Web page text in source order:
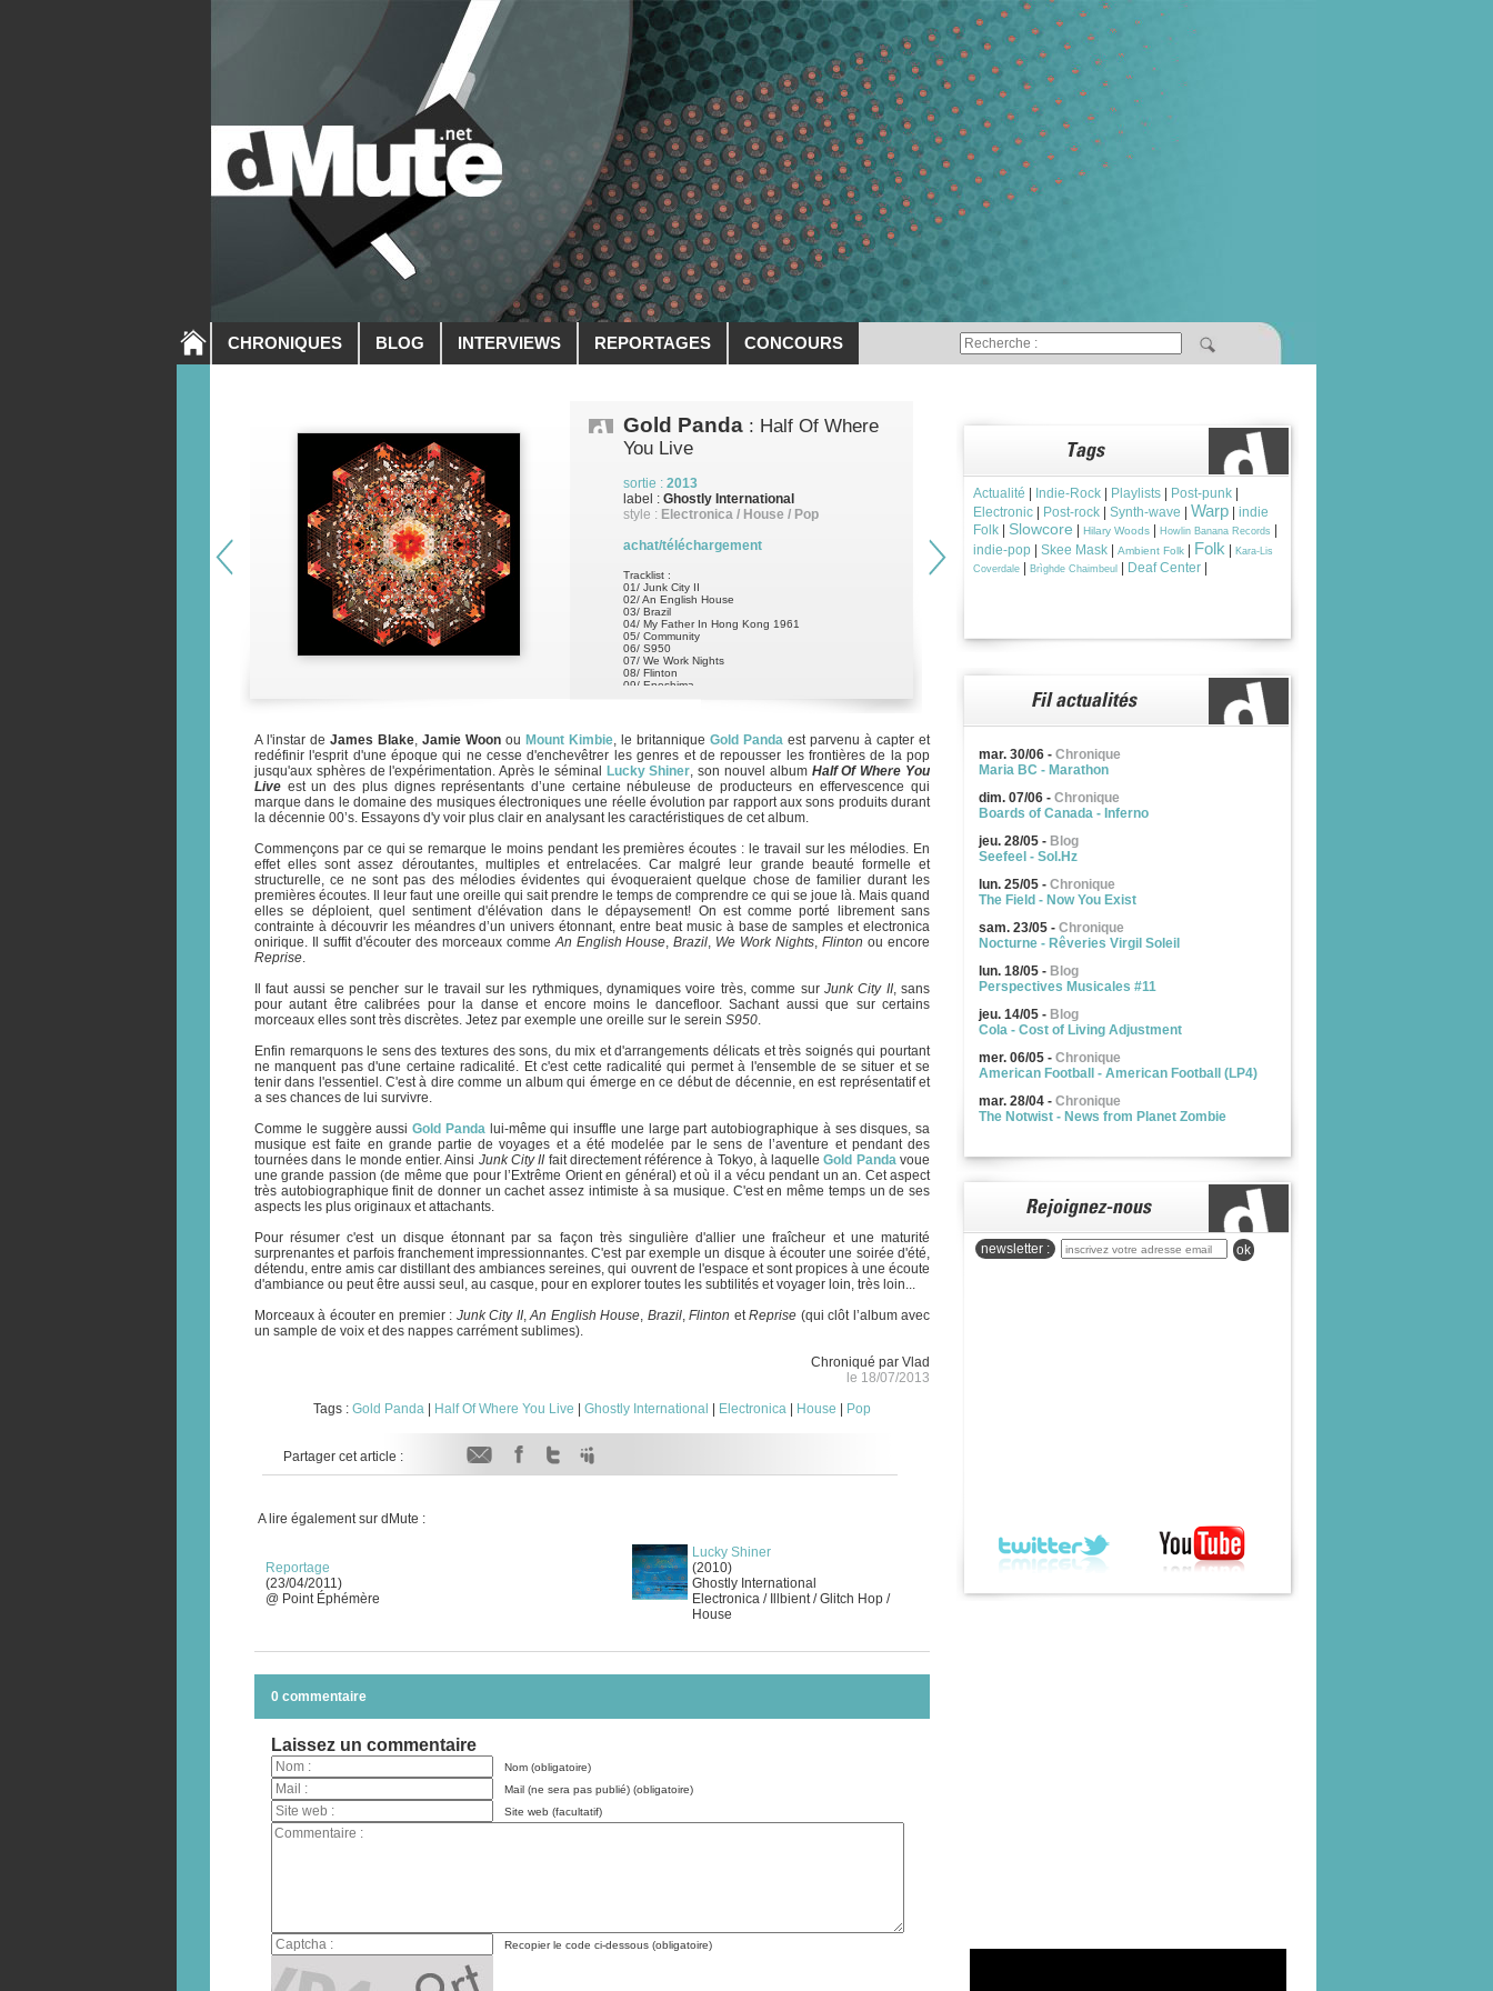
CHRONIQUES BLOG INTERVIEWS REPORTAGES CONCOURS
Gold Panda : Half Of Where
You Live
sortie : 2013
label : Ghostly International
style : Electronica / House / Pop
achat/téléchargement
Tracklist :
01/ Junk City II
02/ An English House
03/ Brazil
04/ My Father In Hong Kong 1961
05/ Community
06/ S950
07/ We Work Nights
08/ Flinton
09/ Enoshima
A l'instar de James Blake, Jamie Woon ou Mount Kimbie, le britannique Gold Panda est parvenu à capter et
redéfinir l'esprit d'une époque qui ne cesse d'enchevêtrer les genres et de repousser les frontières de la pop
jusqu'aux sphères de l'expérimentation. Après le séminal
Lucky Shiner, son nouvel album Half Of Where You
Live est un des plus dignes représentants d’une certaine nébuleuse de producteurs en effervescence qui
marque dans le domaine des musiques électroniques une réelle évolution par rapport aux sons produits durant
la décennie 00’s. Essayons d'y voir plus clair en analysant les caractéristiques de cet album.
Commençons par ce qui se remarque le moins pendant les premières écoutes : le travail sur les mélodies. En
effet elles sont assez déroutantes, multiples et entrelacées. Car malgré leur grande beauté formelle et
structurelle, ce ne sont pas des mélodies évidentes qui évoqueraient quelque chose de familier durant les
premières écoutes. Il leur faut une oreille qui sait prendre le temps de comprendre ce qui se joue là. Mais quand
elles se déploient, quel sentiment d'élévation dans le dépaysement! On est comme porté librement sans
contrainte à découvrir les méandres d’un univers étonnant, entre beat music à base de samples et electronica
onirique. Il suffit d'écouter des morceaux commeAn English House,Brazil, We Work Nights,Flinton ou encore
Reprise.
Il faut aussi se pencher sur le travail sur les rythmiques, dynamiques voire très, comme sur Junk City II, sans
pour autant être calibrées pour la danse et encore moins le dancefloor. Sachant aussi que sur certains
morceaux elles sont très discrètes. Jetez par exemple une oreille sur le serein S950.
Enfin remarquons le sens des textures des sons, du mix et d'arrangements délicats et très soignés qui pourtant
ne manquent pas d'une certaine radicalité. Et c'est cette radicalité qui permet à l'ensemble de se situer et se
tenir dans l'essentiel. C'est à dire comme un album qui émerge en ce début de décennie, en est représentatif et
a ses chances de lui survivre.
Comme le suggère aussi Gold Pandalui-même qui insuffle une large part autobiographique à ses disques, sa
musique est faite en grande partie de voyages et a été modelée par le sens de l’aventure et pendant des
tournées dans le monde entier. Ainsi Junk City II fait directement référence à Tokyo, à laquelleGold Pandavoue
une grande passion (de même que pour l’Extrême Orient en général) et où il a vécu pendant un an. Cet aspect
très autobiographique finit de donner un cachet assez intimiste à sa musique. C'est en même temps un de ses
aspects les plus originaux et attachants.
Pour résumer c'est un disque étonnant par sa façon très singulière d'allier une fraîcheur et une maturité
surprenantes et parfois franchement impressionnantes. C'est par exemple un disque à écouter une soirée d'été,
détendu, entre amis car distillant des ambiances sereines, qui ouvrent de l'espace et sont propices à une écoute
d'ambiance ou peut être aussi seul, au casque, pour en explorer toutes les subtilités et voyager loin, très loin...
Morceaux à écouter en premier : Junk City II,An English House, Brazil,Flinton etReprise (qui clôt l’album avec
un sample de voix et des nappes carrément sublimes).
Chroniqué par Vlad
le 18/07/2013
Tags : Gold Panda Half Of Where You Live Ghostly International Electronica House Pop
Partager cet article :
A lire également sur dMute :
Reportage
(23/04/2011)
@ Point Éphémère
Lucky Shiner
(2010)
Ghostly International
Electronica / Illbient / Glitch Hop /
House
0 commentaire
Laissez un commentaire
Nom (obligatoire)
Mail (ne sera pas publié) (obligatoire)
Site web (facultatif)
Recopier le code ci-dessous (obligatoire)
Actualité Indie-Rock Playlists Post-punk
Electronic
Post-rock Synth-wave Warp
indie
Folk
Slowcore Hilary Woods Howlin Banana Records
indie-pop
Skee Mask Ambient Folk Folk
Kara-Lis
Coverdale
Brìghde Chaimbeul Deaf Center
mar. 30/06 - Chronique
Maria BC - Marathon
dim. 07/06 - Chronique
Boards of Canada - Inferno
jeu. 28/05 - Blog
Seefeel - Sol.Hz
lun. 25/05 - Chronique
The Field - Now You Exist
sam. 23/05 - Chronique
Nocturne - Rêveries Virgil Soleil
lun. 18/05 - Blog
Perspectives Musicales #11
jeu. 14/05 - Blog
Cola - Cost of Living Adjustment
mer. 06/05 - Chronique
American Football - American Football (LP4)
mar. 28/04 - Chronique
The Notwist - News from Planet Zombie
newsletter : ok